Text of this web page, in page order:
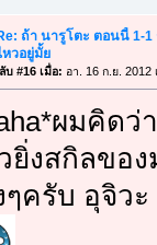
ถ้า นารูโตะ ตอนนี้ 1-
หวอยู่มั้ย
บ #16 เมื่อ: อา. 16 ก.ย. 2012
ผมคิดว่
ยิ่งสกิลขอ
ๆครับ อุจิวะ